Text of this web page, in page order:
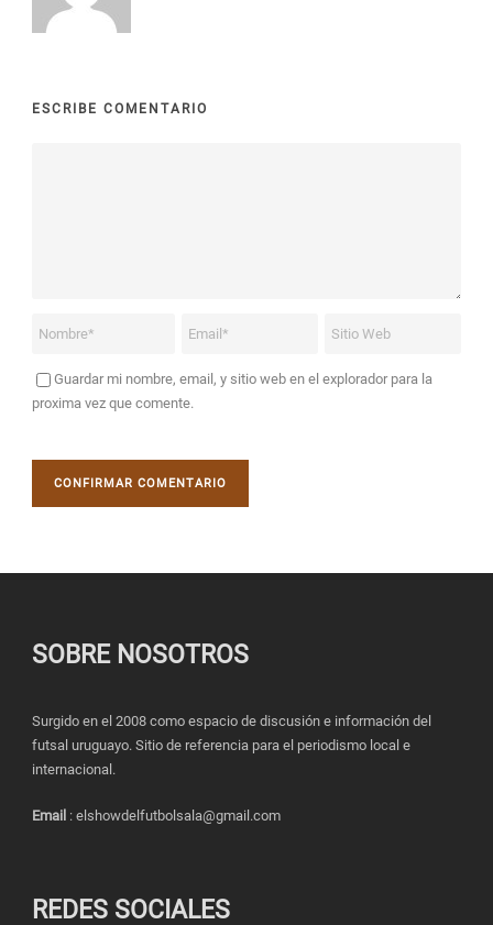
ESCRIBE COMENTARIO
Guardar mi nombre, email, y sitio web en el explorador para la
proxima vez que comente.
SOBRE NOSOTROS
Surgido en el 2008 como espacio de discusión e información del
futsal uruguayo. Sitio de referencia para el periodismo local e
internacional.
Email : elshowdelfutbolsala@gmail.com
REDES SOCIALES